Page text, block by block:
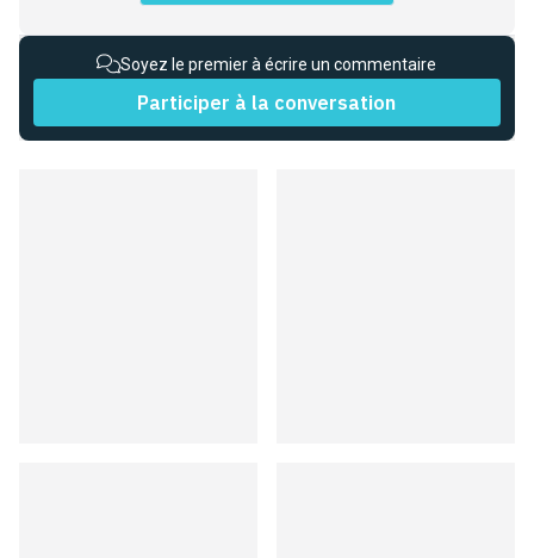
Soyez le premier à écrire un commentaire
Participer à la conversation